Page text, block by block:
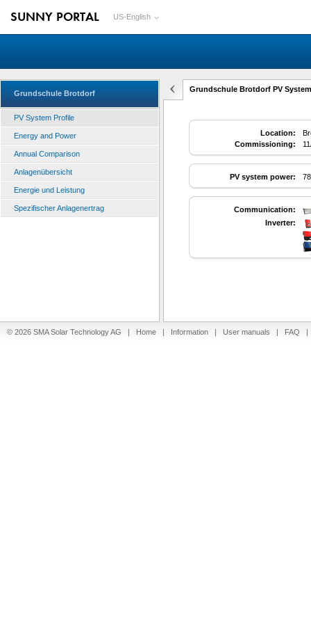
SUNNY PORTAL US-English
Grundschule Brotdorf
PV System Profile
Energy and Power
Annual Comparison
Anlagenübersicht
Energie und Leistung
Spezifischer Anlagenertrag
Grundschule Brotdorf PV
Location:
Commissioning:
PV system power:
Communication:
Inverter:
© 2026 SMA Solar Technology AG | Home | Information | User manuals | FAQ